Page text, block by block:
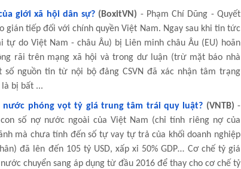
giới xã hội dân sự? (BoxitVN) - Phạm Chí Dũng - Quyết
gián tiếp đối với chính quyền Việt Nam. Ngay sau khi tin tức
tự do Việt Nam - châu Âu) bị Liên minh châu Âu (EU) hoãn
rãi trên mạng xã hội và trong dư luận (trừ mặt báo nhà
số nguồn tin từ nội bộ đảng CSVN đã xác nhận tâm trạng
bị bất ...
nước phóng vọt tỷ giá trung tâm trái quy luật? (VNTB) -
số nợ nước ngoài của Việt Nam (chỉ tính riêng nợ của
mà chưa tính đến số tự vay tự trả của khối doanh nghiệp
đã lên đến 105 tỷ USD, xấp xỉ 50% GDP… Cơ chế tỷ giá
chuyển sang áp dụng từ đầu 2016 để thay cho cơ chế tỷ